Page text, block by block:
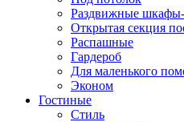
Раздвижные
Открытая секция
Распашные
Гардероб
Для маленького
Эконом
Гостиные
Стиль